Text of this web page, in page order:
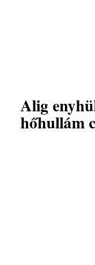
Alig
hőhullám